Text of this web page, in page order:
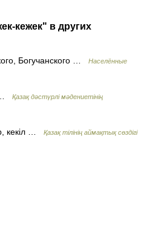
кежек" в других
Богучанского …
Населённые
…
Қазақ дәстүрлі мәдениетінің
кекіл … Қазақ тілінің аймақтық сөздігі